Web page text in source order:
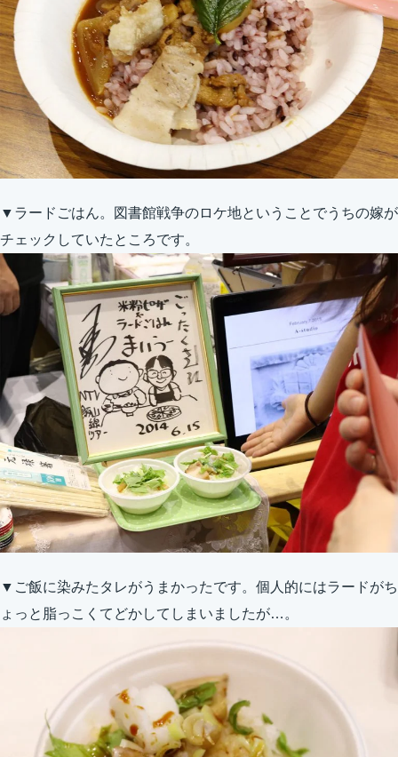
▼ラードごはん。図書館戦争のロケ地ということでうちの嫁が
チェックしていたところです。
▼ご飯に染みたタレがうまかったです。個人的にはラードがち
ょっと脂っこくてどかしてしまいましたが…。